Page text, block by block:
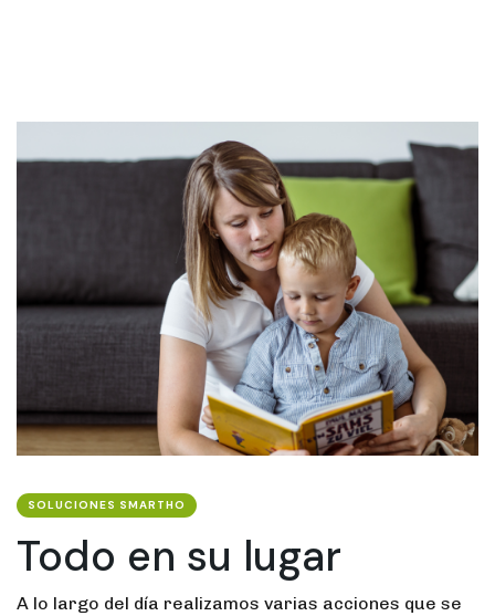
SOLUCIONES SMARTHO
Todo en su lugar
A lo largo del día realizamos varias acciones que se